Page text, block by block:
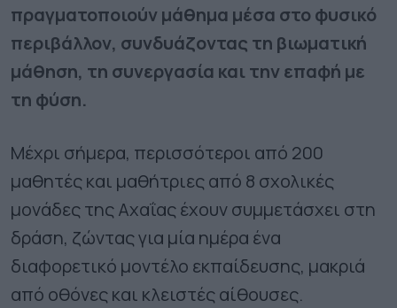
πραγματοποιούν μάθημα μέσα στο φυσικό
περιβάλλον, συνδυάζοντας τη βιωματική
μάθηση, τη συνεργασία και την επαφή με
τη φύση.
Μέχρι σήμερα, περισσότεροι από 200
μαθητές και μαθήτριες από 8 σχολικές
μονάδες της Αχαΐας έχουν συμμετάσχει στη
δράση, ζώντας για μία ημέρα ένα
διαφορετικό μοντέλο εκπαίδευσης, μακριά
από οθόνες και κλειστές αίθουσες.